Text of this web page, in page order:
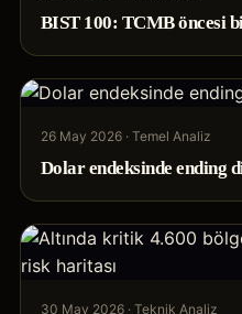
BIST 100: TCMB öncesi
26 May 2026 · Temel Analiz
Dolar endeksinde ending
30 May 2026 · Teknik Analiz